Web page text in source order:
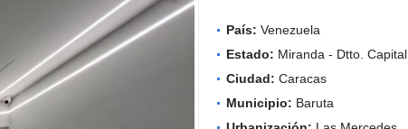
País: Venezuela
Estado: Miranda - Dtto. Capital
Ciudad: Caracas
Municipio: Baruta